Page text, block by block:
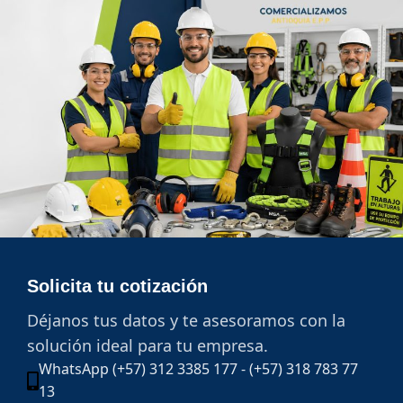
Solicita tu cotización
Déjanos tus datos y te asesoramos con la
solución ideal para tu empresa.
WhatsApp (+57) 312 3385 177 - (+57) 318 783 77
13